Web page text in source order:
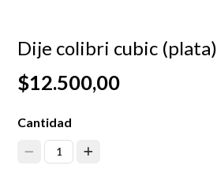
Dije colibri cubic (plata)
$12.500,00
Cantidad
1